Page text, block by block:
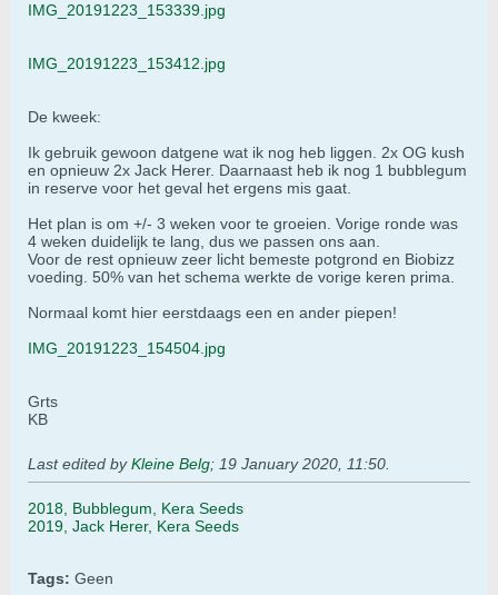
IMG_20191223_153339.jpg
IMG_20191223_153412.jpg
De kweek:
Ik gebruik gewoon datgene wat ik nog heb liggen. 2x OG kush
en opnieuw 2x Jack Herer. Daarnaast heb ik nog 1 bubblegum
in reserve voor het geval het ergens mis gaat.
Het plan is om +/- 3 weken voor te groeien. Vorige ronde was
4 weken duidelijk te lang, dus we passen ons aan.
Voor de rest opnieuw zeer licht bemeste potgrond en Biobizz
voeding. 50% van het schema werkte de vorige keren prima.
Normaal komt hier eerstdaags een en ander piepen!
IMG_20191223_154504.jpg
Grts
KB
Last edited byKleine Belg; 19 January 2020, 11:50
2018, Bubblegum, Kera Seeds
2019, Jack Herer, Kera Seeds
Tags: Geen